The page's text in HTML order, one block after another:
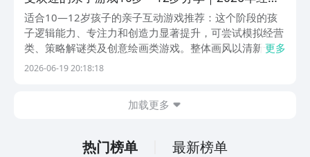
不腻的亲子互动游戏清单
适合10—12岁孩子的亲子互动游戏推荐：这个阶段的孩
子逻辑能力、专注力和创造力显著提升，可尝试模拟经营
类、策略解谜类及创意绘画类游戏。整体画风以清新卡通
为主，兼顾趣味性与思维训练，有助于激发空间感知、手
更多
2026-06-19 20:18:18
加载更多
热门榜单 最新榜单